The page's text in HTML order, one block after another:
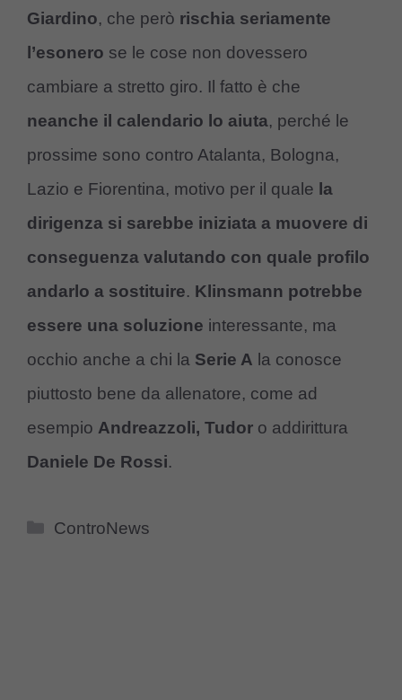
Giardino, che però rischia seriamente
l’esonero se le cose non dovessero
cambiare a stretto giro. Il fatto è che
neanche il calendario lo aiuta, perché le
prossime sono contro Atalanta, Bologna,
Lazio e Fiorentina, motivo per il quale la
dirigenza si sarebbe iniziata a muovere di
conseguenza valutando con quale profilo
andarlo a sostituire. Klinsmann potrebbe
essere una soluzione interessante, ma
occhio anche a chi la Serie A la conosce
piuttosto bene da allenatore, come ad
esempio Andreazzoli, Tudor o addirittura
Daniele De Rossi.
Categorie
ControNews